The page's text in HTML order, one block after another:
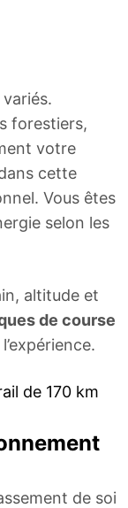
forestiers,
votre
cette
Vous êtes
selon les
altitude et
de course
de 170 km
de soi